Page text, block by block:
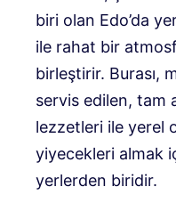
biri olan Edo’da
ile rahat bir
birleştirir. Burası,
servis edilen, tam
lezzetleri ile yerel
yiyecekleri almak
yerlerden biridir.